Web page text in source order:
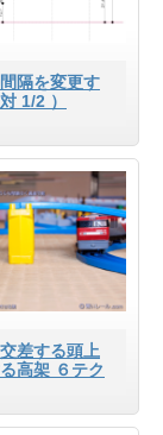
隔を変更す
1/2 ）
差する頭上
高架 ６テク